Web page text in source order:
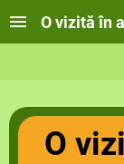
O vizită în
O